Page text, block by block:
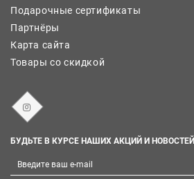
Подарочные сертификаты
Партнёры
Карта сайта
Товары со скидкой
БУДЬТЕ В КУРСЕ НАШИХ АКЦИЙ И НОВОСТЕЙ